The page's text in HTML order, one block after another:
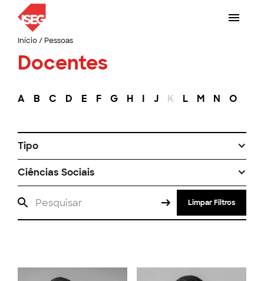
Início/ Pessoas
Docentes
A B C D E F G H I J K L M N O
Tipo
Ciências Sociais
Limpar Filtros